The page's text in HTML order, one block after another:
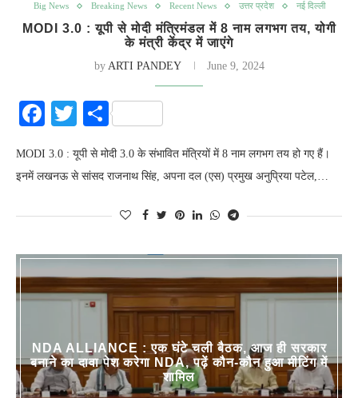
Big News Breaking News Recent News उत्तर प्रदेश नई दिल्ली
MODI 3.0 : यूपी से मोदी मंत्रिमंडल में 8 नाम लगभग तय, योगी
के मंत्री केंद्र में जाएंगे
by ARTI PANDEY June 9, 2024
Facebook
Twitter
Share
MODI 3.0 : यूपी से मोदी 3.0 के संभावित मंत्रियों में 8 नाम लगभग तय हो गए हैं।
इनमें लखनऊ से सांसद राजनाथ सिंह, अपना दल (एस) प्रमुख अनुप्रिया पटेल,…
NDA ALLIANCE : एक घंटे चली बैठक, आज ही सरकार
बनाने का दावा पेश करेगा NDA, पढ़ें कौन-कौन हुआ मीटिंग में
शामिल